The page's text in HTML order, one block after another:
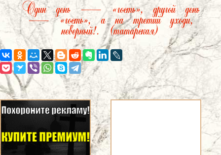
Один день — «гость», другой день
— «гость», а на третий уходи,
неверный!. (татарская)